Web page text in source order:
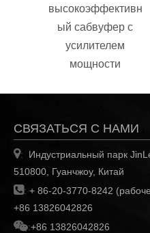
высокоэффективн
ый сабвуфер с
усилителем
мощности
СВЯЗАТЬСЯ С НАМИ
:
Индустриальный парк
510800, Гуанчжоу, Китай
: + 86-20-3770-8242
+86 13826042826
:+86 13826042826